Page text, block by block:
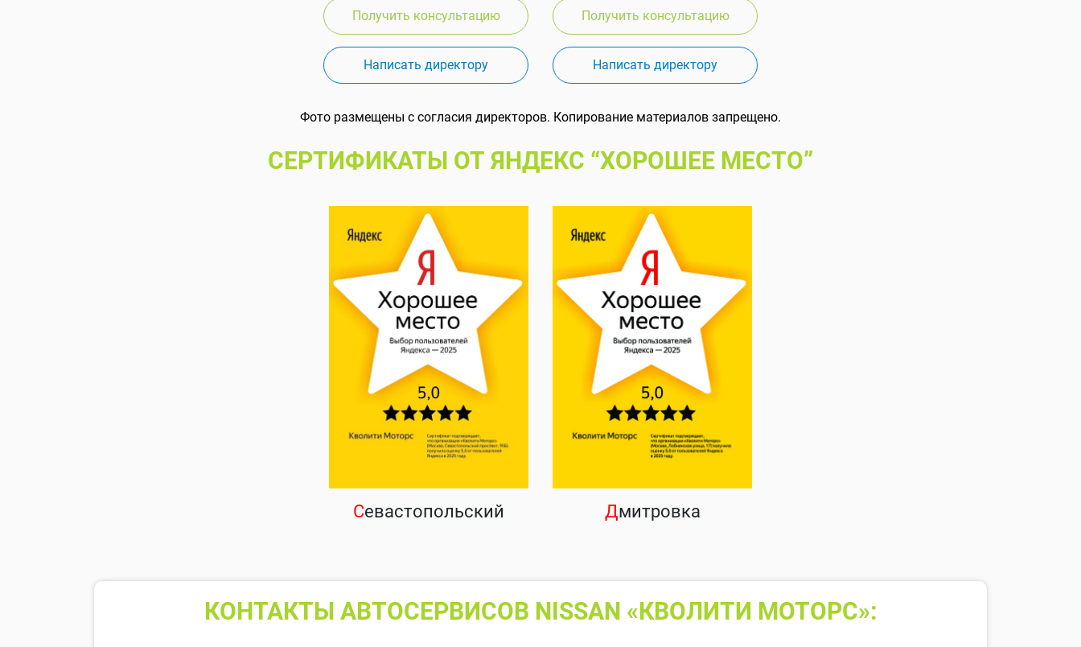
Получить консультацию
Написать директору
Получить консультацию
Написать директору
Фото размещены с согласия директоров. Копирование материалов запрещено.
СЕРТИФИКАТЫ ОТ ЯНДЕКС “ХОРОШЕЕ МЕСТО”
Севастопольский Дмитровка
КОНТАКТЫ АВТОСЕРВИСОВ NISSAN «КВОЛИТИ МОТОРС»: